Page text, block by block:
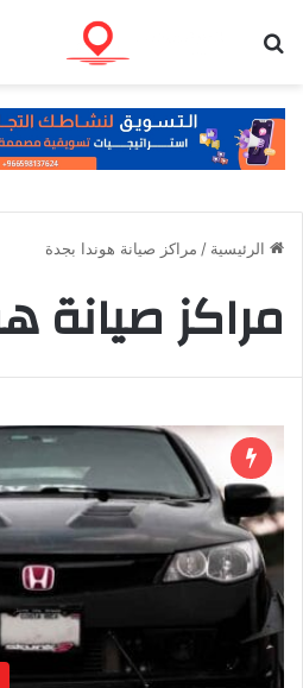
الرئيسية / مراكز صيانة هوندا بجدة
مراكز صيانة